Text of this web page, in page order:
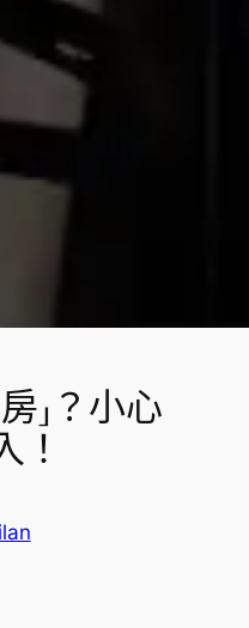
」？小心
！